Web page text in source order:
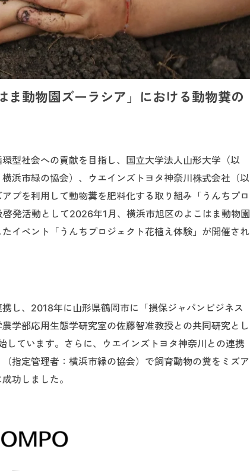
動物園ズーラシア」における動物糞の
型社会への貢献を目指し、国立大学法人山形大学（以
浜市緑の協会）、ウエインズトヨタ神奈川株式会社（以
ブを利用して動物糞を肥料化する取り組み「うんちプロ
発活動として2026年1月、横浜市旭区のよこはま動物園
イベント「うんちプロジェクト花植え体験」が開催され
し、2018年に山形県鶴岡市に「損保ジャパンビジネス
学部応用生態学研究室の佐藤智准教授との共同研究とし
ています。さらに、ウエインズトヨタ神奈川との連携
指定管理者：横浜市緑の協会）で飼育動物の糞をミズア
功しました。